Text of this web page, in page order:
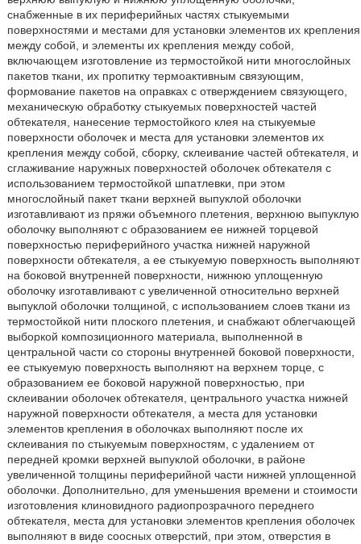
снабженные в их периферийных частях стыкуемыми
поверхностями и местами для установки элементов их крепления
между собой, и элементы их крепления между собой,
включающем изготовление из термостойкой нити многослойных
пакетов ткани, их пропитку термоактивным связующим,
формование пакетов на оправках с отверждением связующего,
механическую обработку стыкуемых поверхностей частей
обтекателя, нанесение термостойкого клея на стыкуемые
поверхности оболочек и места для установки элементов их
крепления между собой, сборку, склеивание частей обтекателя, и
сглаживание наружных поверхностей оболочек обтекателя с
использованием термостойкой шпатлевки, при этом
многослойный пакет ткани верхней выпуклой оболочки
изготавливают из пряжи объемного плетения, верхнюю выпуклую
оболочку выполняют с образованием ее нижней торцевой
поверхностью периферийного участка нижней наружной
поверхности обтекателя, а ее стыкуемую поверхность выполняют
на боковой внутренней поверхности, нижнюю уплощенную
оболочку изготавливают с увеличенной относительно верхней
выпуклой оболочки толщиной, с использованием слоев ткани из
термостойкой нити плоского плетения, и снабжают облегчающей
выборкой композиционного материала, выполненной в
центральной части со стороны внутренней боковой поверхности,
ее стыкуемую поверхность выполняют на верхнем торце, с
образованием ее боковой наружной поверхностью, при
склеивании оболочек обтекателя, центрального участка нижней
наружной поверхности обтекателя, а места для установки
элементов крепления в оболочках выполняют после их
склеивания по стыкуемым поверхностям, с удалением от
передней кромки верхней выпуклой оболочки, в районе
увеличенной толщины периферийной части нижней уплощенной
оболочки. Дополнительно, для уменьшения времени и стоимости
изготовления клиновидного радиопрозрачного переднего
обтекателя, места для установки элементов крепления оболочек
выполняют в виде соосных отверстий, при этом, отверстия в